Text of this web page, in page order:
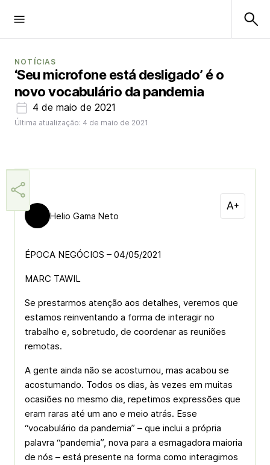
NOTÍCIAS
‘Seu microfone está desligado’ é o
novo vocabulário da pandemia
4 de maio de 2021
Última atualização: 4 de maio de 2021
Helio Gama Neto
ÉPOCA NEGÓCIOS – 04/05/2021
MARC TAWIL
Se prestarmos atenção aos detalhes, veremos que
estamos reinventando a forma de interagir no
trabalho e, sobretudo, de coordenar as reuniões
remotas.
A gente ainda não se acostumou, mas acabou se
acostumando. Todos os dias, às vezes em muitas
ocasiões no mesmo dia, repetimos expressões que
eram raras até um ano e meio atrás. Esse
“vocabulário da pandemia” – que inclui a própria
palavra “pandemia”, nova para a esmagadora maioria
de nós – está presente na forma como interagimos